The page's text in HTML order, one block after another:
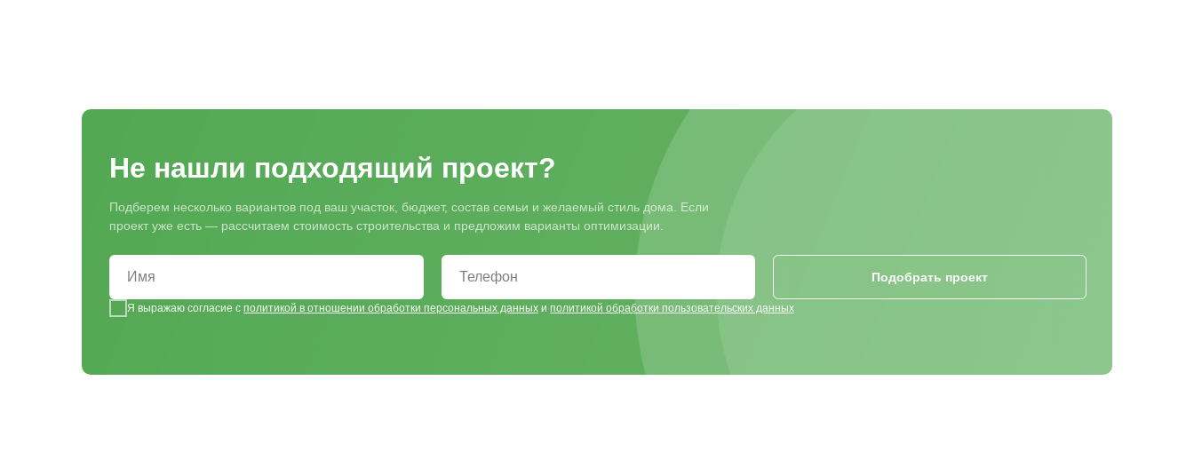
Не нашли подходящий проект?
Подберем несколько вариантов под ваш участок, бюджет, состав семьи и желаемый стиль дома. Если
проект уже есть — рассчитаем стоимость строительства и предложим варианты оптимизации.
Я выражаю согласие с политикой в отношении обработки персональных данных и политикой обработки пользовательских данных
Подобрать проект